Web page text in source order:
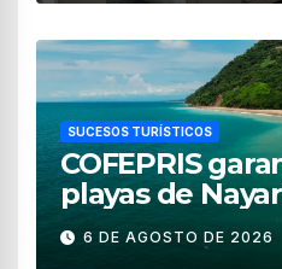
SUCESOS TURÍSTICOS
COFEPRIS
playas de
para uso
6 DE AGOSTO DE 2026